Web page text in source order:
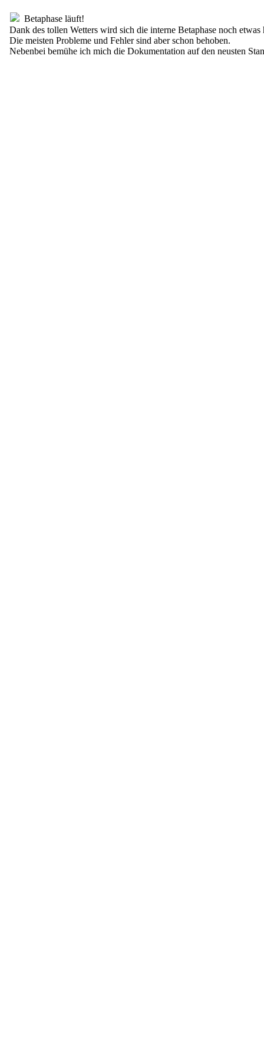
Betaphase läuft!
Dank des tollen Wetters wird sich die interne Betaphase noch etwas
Die meisten Probleme und Fehler sind aber schon behoben.
Nebenbei bemühe ich mich die Dokumentation auf den neusten